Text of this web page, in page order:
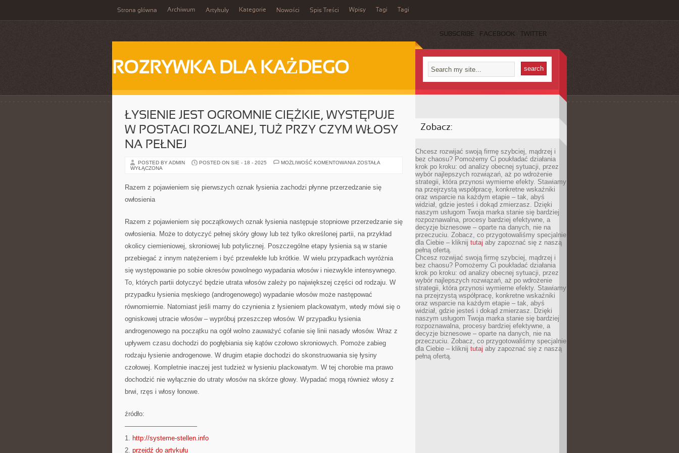
Strona główna Archiwum Artykuły Kategorie Nowości Spis Treści Wpisy Tagi Tagi
SUBSCRIBE FACEBOOK TWITTER
ROZRYWKA DLA KAŻDEGO
ŁYSIENIE JEST OGROMNIE CIĘŻKIE, WYSTĘPUJE
W POSTACI ROZLANEJ, TUŻ PRZY CZYM WŁOSY
NA PEŁNEJ
POSTED BY ADMIN POSTED ON SIE - 18 - 2025 MOŻLIWOŚĆ KOMENTOWANIA ŁYSIENIE
WYSTĘPUJE
W
WŁOSY
PEŁNEJ
ZOSTAŁA
WYŁĄCZONA
Razem z pojawieniem się pierwszych oznak łysienia zachodzi płynne przerzedzanie się
owłosienia
Razem z pojawieniem się początkowych oznak łysienia następuje stopniowe przerzedzanie się
owłosienia. Może to dotyczyć pełnej skóry głowy lub też tylko określonej partii, na przykład
okolicy ciemieniowej, skroniowej lub potylicznej. Poszczególne etapy łysienia są w stanie
przebiegać z innym natężeniem i być przewlekłe lub krótkie. W wielu przypadkach wyróżnia
się występowanie po sobie okresów powolnego wypadania włosów i niezwykle intensywnego.
To, których partii dotyczyć będzie utrata włosów zależy po największej części od rodzaju. W
przypadku łysienia męskiego (androgenowego) wypadanie włosów może następować
równomiernie. Natomiast jeśli mamy do czynienia z łysieniem plackowatym, wtedy mówi się o
ogniskowej utracie włosów – wypróbuj przeszczep włosów. W przypadku łysienia
androgenowego na początku na ogół wolno zauważyć cofanie się linii nasady włosów. Wraz z
upływem czasu dochodzi do pogłębiania się kątów czołowo skroniowych. Pomoże zabieg
rodzaju łysienie androgenowe. W drugim etapie dochodzi do skonstruowania się łysiny
czołowej. Kompletnie inaczej jest tudzież w łysieniu plackowatym. W tej chorobie ma prawo
dochodzić nie wyłącznie do utraty włosów na skórze głowy. Wypadać mogą również włosy z
brwi, rzęs i włosy łonowe.
źródło:
———————————
1. http://systeme-stellen.info
2. przejdź do artykułu
Zobacz:
Chcesz rozwijać swoją firmę szybciej, mądrzej i
bez chaosu? Pomożemy Ci poukładać działania
krok po kroku: od analizy obecnej sytuacji, przez
wybór najlepszych rozwiązań, aż po wdrożenie
strategii, która przynosi wymierne efekty. Stawiamy
na przejrzystą współpracę, konkretne wskaźniki
oraz wsparcie na każdym etapie – tak, abyś
widział, gdzie jesteś i dokąd zmierzasz. Dzięki
naszym usługom Twoja marka stanie się bardziej
rozpoznawalna, procesy bardziej efektywne, a
decyzje biznesowe – oparte na danych, nie na
przeczuciu. Zobacz, co przygotowaliśmy specjalnie
dla Ciebie – kliknij tutaj aby zapoznać się z naszą
pełną ofertą.
Chcesz rozwijać swoją firmę szybciej, mądrzej i
bez chaosu? Pomożemy Ci poukładać działania
krok po kroku: od analizy obecnej sytuacji, przez
wybór najlepszych rozwiązań, aż po wdrożenie
strategii, która przynosi wymierne efekty. Stawiamy
na przejrzystą współpracę, konkretne wskaźniki
oraz wsparcie na każdym etapie – tak, abyś
widział, gdzie jesteś i dokąd zmierzasz. Dzięki
naszym usługom Twoja marka stanie się bardziej
rozpoznawalna, procesy bardziej efektywne, a
decyzje biznesowe – oparte na danych, nie na
przeczuciu. Zobacz, co przygotowaliśmy specjalnie
dla Ciebie – kliknij tutaj aby zapoznać się z naszą
pełną ofertą.